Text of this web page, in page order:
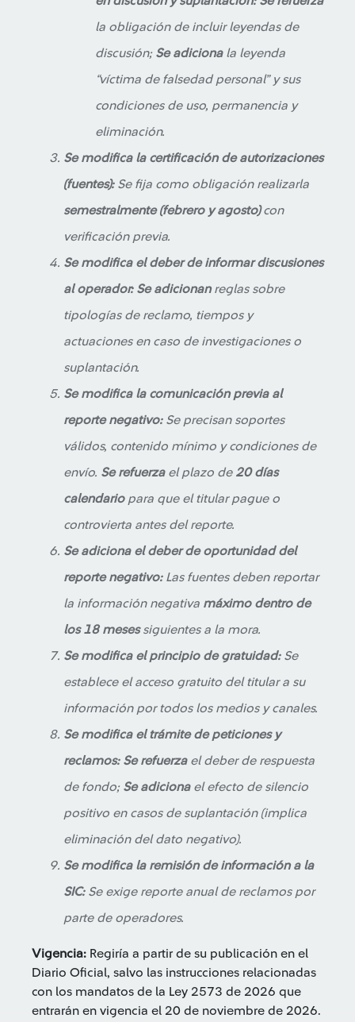
la obligación de incluir leyendas de
discusión; Se adicionala leyenda
“víctima de falsedad personal” y sus
condiciones de uso, permanencia y
eliminación.
Se modifica la certificación de autorizaciones
(fuentes):Se fija como obligación realizarla
semestralmente (febrero y agosto)con
verificación previa.
Se modifica el deber de informar discusiones
al operador: Se adicionanreglas sobre
tipologías de reclamo, tiempos y
actuaciones en caso de investigaciones o
suplantación.
Se modifica la comunicación previa al
reporte negativo:Se precisan soportes
válidos, contenido mínimo y condiciones de
envío. Se refuerzael plazo de 20 días
calendariopara que el titular pague o
controvierta antes del reporte.
Se adiciona el deber de oportunidad del
reporte negativo:Las fuentes deben reportar
la información negativa máximo dentro de
los 18 mesessiguientes a la mora.
Se modifica el principio de gratuidad:Se
establece el acceso gratuito del titular a su
información por todos los medios y canales.
Se modifica el trámite de peticiones y
reclamos: Se refuerzael deber de respuesta
de fondo; Se adicionael efecto de silencio
positivo en casos de suplantación (implica
eliminación del dato negativo).
Se modifica la remisión de información a la
SIC:Se exige reporte anual de reclamos por
parte de operadores.
Vigencia: Regiría a partir de su publicación en el
Diario Oficial, salvo las instrucciones relacionadas
con los mandatos de la Ley 2573 de 2026 que
entrarán en vigencia el 20 de noviembre de 2026.